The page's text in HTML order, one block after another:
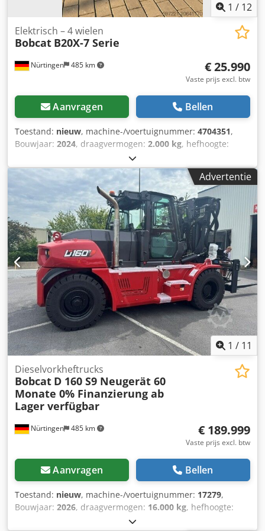
1 / 12
Nürtingen 485 km
Elektrisch – 4 wielen
Bobcat B20X-7 Serie
€ 25.990
Vaste prijs excl. btw
Aanvragen Bellen
Toestand: nieuw, machine-/voertuignummer: 4704351,
Bouwjaar: 2024, draagvermogen: 2.000 kg, hefhoogte:
1.000 mm
500 mm, brandstoftype:elektrisch, masttype:triplex,
bouwhoogte:2.230 mm, vorklengte:1.200 mm, motortype:
Elektrisch, fabrikant: Bobcat Chedpexz Spwofx Ah Eea
Advertentie
1 / 11
Nürtingen 485 km
Dieselvorkheftrucks
Bobcat D 160 S9 Neugerät 60
Monate 0% Finanzierung ab
Lager verfügbar
€ 189.999
Vaste prijs excl. btw
Aanvragen Bellen
Toestand: nieuw, machine-/voertuignummer: 17279,
Bouwjaar: 2026, draagvermogen: 16.000 kg, hefhoogte:
1.480 mm